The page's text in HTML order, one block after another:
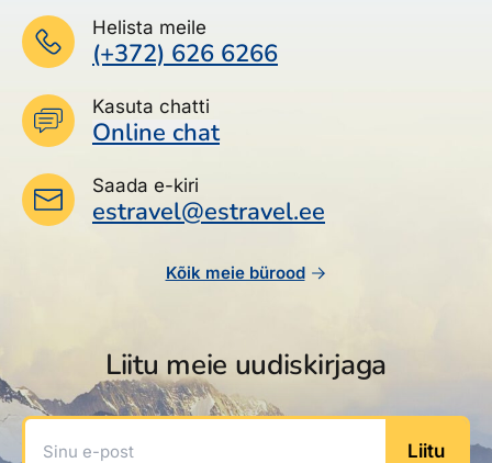
Helista meile
(+372) 626 6266
Kasuta chatti
Online chat
Saada e-kiri
estravel@estravel.ee
Kõik meie bürood
Liitu meie uudiskirjaga
Sinu e-post
Liitu